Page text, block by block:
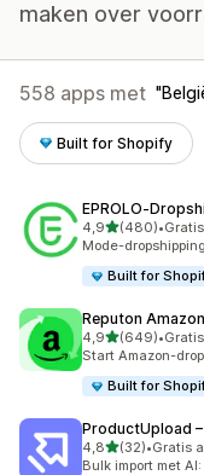
maken over
558 apps met
Built for Shopify
4,9van 5 sterren
(480)
480 recensies in
•
Mode-
Built for
Reputon
4,9van 5 sterren
(649)
649 recensies in
•
Start Amazon-
Built for
ProductUpload
4,8van 5 sterren
(32)
32 recensies in
•Gratis
Bulk import met